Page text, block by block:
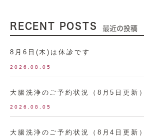
RECENT POSTS 最近の投稿
8月6日(木)は休診です
2026.08.05
大腸洗浄のご予約状況（8月5日更新）
2026.08.05
大腸洗浄のご予約状況（8月4日更新）